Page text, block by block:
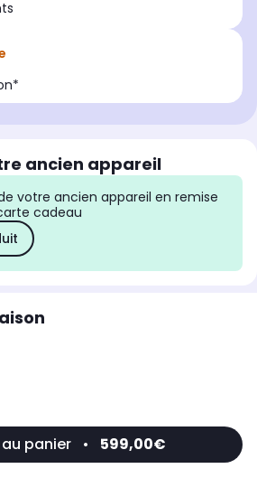
ancien appareil
votre ancien appareil en remise
cadeau
panier • 599,00€